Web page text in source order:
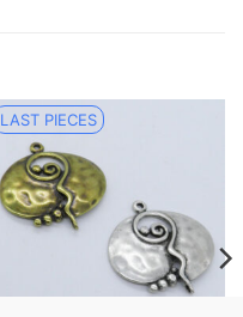
LAST PIECES